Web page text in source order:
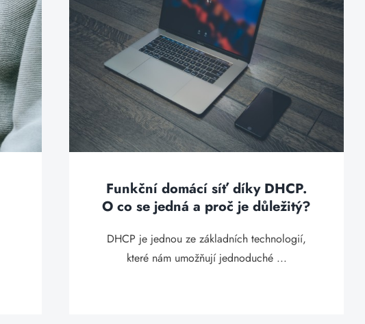
Funkční domácí síť díky DHCP.
O co se jedná a proč je důležitý?
DHCP je jednou ze základních technologií,
které nám umožňují jednoduché ...